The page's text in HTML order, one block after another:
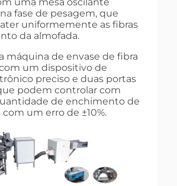
fase de pesagem, que
uniformemente as fibras
da almofada.
máquina de envase de fibra
um dispositivo de
preciso e duas portas
podem controlar com
de enchimento de
um erro de ±10%.